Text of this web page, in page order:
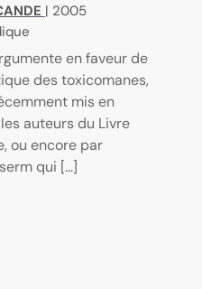
| 2005
en faveur de
des toxicomanes,
mis en
auteurs du Livre
ou encore par
qui [...]